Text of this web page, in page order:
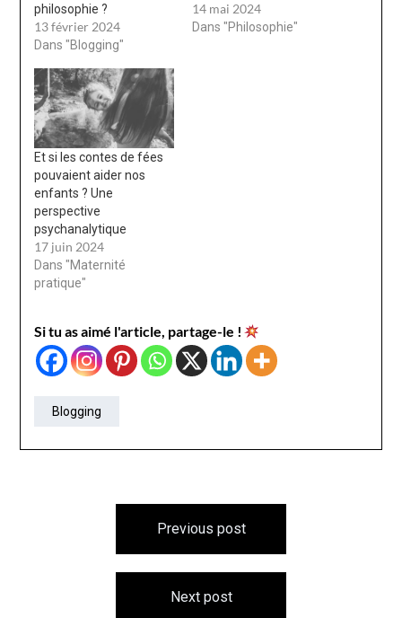
philosophie ?
13 février 2024
Dans "Blogging"
14 mai 2024
Dans "Philosophie"
Et si les contes de fées
pouvaient aider nos
enfants ? Une
perspective
psychanalytique
17 juin 2024
Dans "Maternité
pratique"
Si tu as aimé l'article, partage-le !
Blogging
Navigation
Previous post
Next post